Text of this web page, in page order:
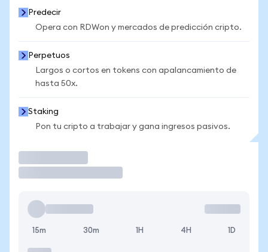
Predecir
Opera con RDWon y mercados de predicción cripto.
Perpetuos
Largos o cortos en tokens con apalancamiento de
hasta 50x.
Staking
Pon tu cripto a trabajar y gana ingresos pasivos.
15m 30m 1H 4H 1D